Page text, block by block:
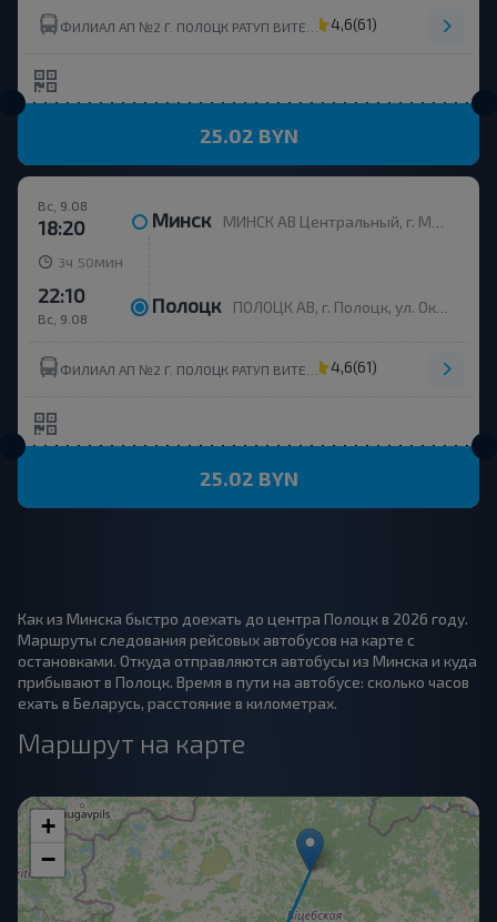
4,6(61)
25.02 BYN
Вс, 9.08
18:20 Минск МИНСК АВ Центральный, г. Минск, ул. Бобруйская, 6
3ч 50 мин
Вс, 9.08
22:10 Полоцк ПОЛОЦК АВ, г. Полоцк, ул. Октябрьская 40, Беларусь
4,6(61)
25.02 BYN
Как из Минска быстро доехать до центра Полоцк в 2026 году.
Маршруты следования рейсовых автобусов на карте с
остановками. Откуда отправляются автобусы из Минска и куда
прибывают в Полоцк. Время в пути на автобусе: сколько часов
ехать в Беларусь, расстояние в километрах.
Маршрут на карте
+
−